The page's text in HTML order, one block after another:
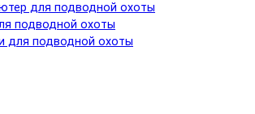
для подводной охоты
подводной охоты
для подводной охоты